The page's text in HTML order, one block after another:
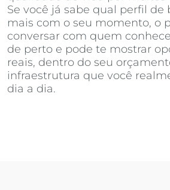
Se você já sabe qual perfil de
mais com o seu momento, o
conversar com quem
de perto e pode te mostrar
reais, dentro do seu
infraestrutura que você
dia a dia.